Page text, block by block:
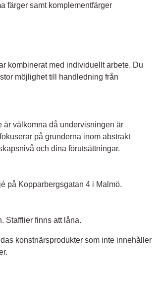
färger samt komplementfärger
kombinerat med individuellt arbete. Du
möjlighet till handledning från
är välkomna då undervisningen är
på grunderna inom abstrakt
och dina förutsättningar.
på Kopparbergsgatan 4 i Malmö.
Stafflier finns att låna.
konstnärsprodukter som inte innehåller